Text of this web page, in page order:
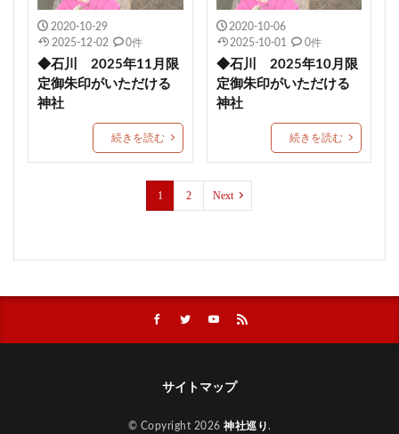
丸子浅間神社 田間神社 梨木神社 元三島神社
隠津島神社 手稲神社
西成 生根神社 群馬県護国神社 和歌山縣護國神社
水無瀬神宮 速谷神社 茅の輪御朱印 戸澤神社
除災 入蜻蛉形式
合格祈願 北野天満宮
鹿児島 勝利の神様 防府天満宮 九州
蒲生神社 エジソン合格祈願絵馬
今宮戎神社 千光寺ロープウェイ 草加神社
下田市 丸子神社
11月限定御朱印
2020-10-29
2025-12-02
0件
◆石川 2025年11月限
定御朱印がいただける
神社
続きを読む
2020-10-06
2025-10-01
0件
◆石川 2025年10月限
定御朱印がいただける
神社
続きを読む
1 2 Next
サイトマップ
© Copyright 2026 神社巡り.